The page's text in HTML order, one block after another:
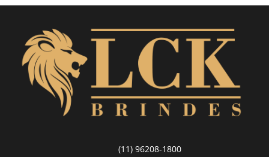
(11) 96208-1800